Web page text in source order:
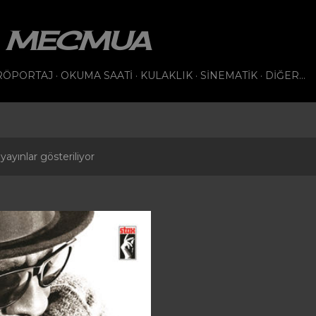
MECMUA
OKUMA SAATI KULAKLIK SINEMATIK DIĞER…
gösteriliyor